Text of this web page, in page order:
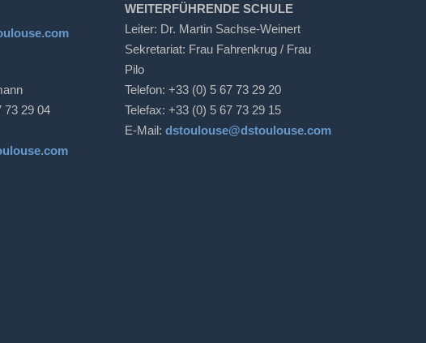
73 29 04
WEITERFÜHRENDE SCHULE
Leiter: Dr. Martin Sachse-Weinert
Sekretariat: Frau Fahrenkrug / Frau
Pilo
Telefon: +33 (0) 5 67 73 29 20
Telefax: +33 (0) 5 67 73 29 15
E-Mail: dstoulouse@dstoulouse.com